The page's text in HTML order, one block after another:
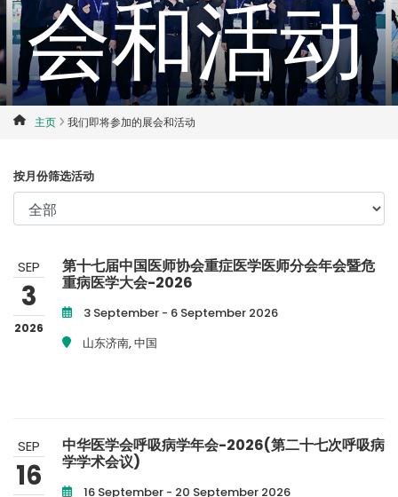
Canada, Français
China
Colombia
Denmark
Nederlands
Norway
Portugal
会和活动
主页 我们即将参加的展会和活动
按月份筛选活动
SEP
3
2026
第十七届中国医师协会重症医学医师分会年会暨危
重病医学大会-2026
3 September - 6 September 2026
山东济南, 中国
SEP
16
中华医学会呼吸病学年会-2026(第二十七次呼吸病
学学术会议)
16 September - 20 September 2026